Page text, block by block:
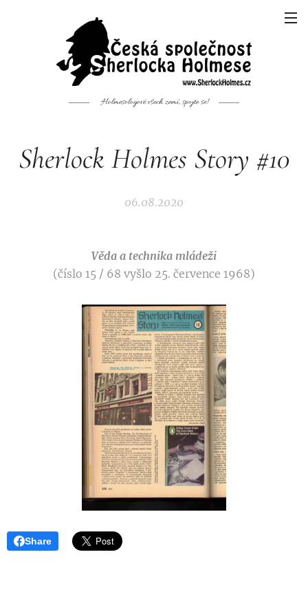
Holmesologové všech zemí, spojte se!
Sherlock Holmes Story #10
06.08.2020
Věda a technika mládeži
(číslo 15 / 68 vyšlo 25. července 1968)
Share